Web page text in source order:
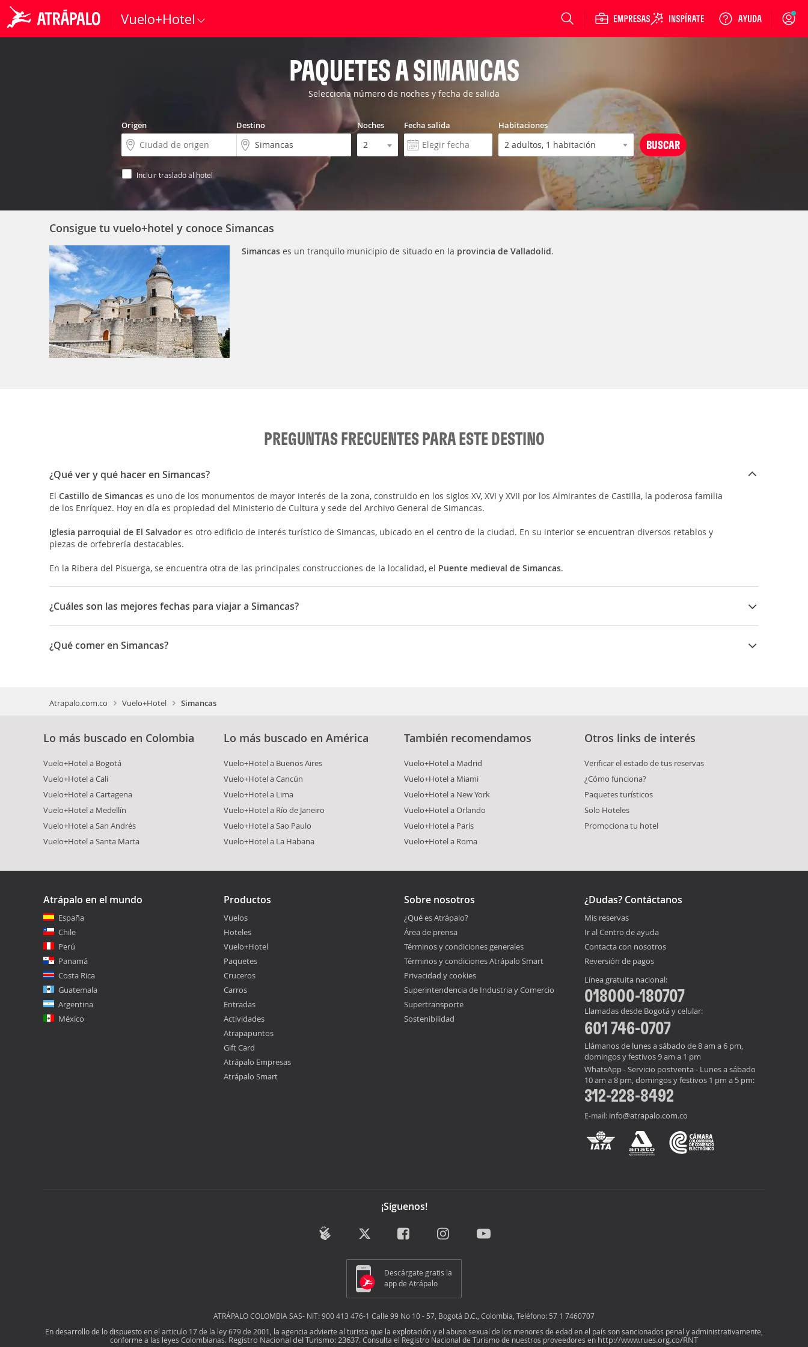
Vuelo+Hotel Login
PAQUETES A SIMANCAS
Selecciona número de noches y fecha de salida
Origen Destino Noches Fecha salida Habitaciones
Incluir traslado al hotel
Consigue tu vuelo+hotel y conoce Simancas
Simancas es un tranquilo municipio de situado en la provincia de Valladolid.
PREGUNTAS FRECUENTES PARA ESTE DESTINO
¿Qué ver y qué hacer en Simancas?
El Castillo de Simancas es uno de los monumentos de mayor interés de la zona, construido en los siglos XV, XVI y XVII por los Almirantes de Castilla, la poderosa familia
de los Enríquez. Hoy en día es propiedad del Ministerio de Cultura y sede del Archivo General de Simancas.
Iglesia parroquial de El Salvador es otro edificio de interés turístico de Simancas, ubicado en el centro de la ciudad. En su interior se encuentran diversos retablos y
piezas de orfebrería destacables.
En la Ribera del Pisuerga, se encuentra otra de las principales construcciones de la localidad, el Puente medieval de Simancas.
¿Cuáles son las mejores fechas para viajar a Simancas?
El 6 de agosto se celebra El Salvador y el 8 de septiembre la Virgen del Arrabal.
¿Qué comer en Simancas?
Atrapalo.com.co Vuelo+Hotel Simancas
Lo más buscado en Colombia
Vuelo+Hotel a Bogotá
Vuelo+Hotel a Cali
Vuelo+Hotel a Cartagena
Vuelo+Hotel a Medellín
Vuelo+Hotel a San Andrés
Vuelo+Hotel a Santa Marta
Lo más buscado en América
Vuelo+Hotel a Buenos Aires
Vuelo+Hotel a Cancún
Vuelo+Hotel a Lima
Vuelo+Hotel a Río de Janeiro
Vuelo+Hotel a Sao Paulo
Vuelo+Hotel a La Habana
También recomendamos
Vuelo+Hotel a Madrid
Vuelo+Hotel a Miami
Vuelo+Hotel a New York
Vuelo+Hotel a Orlando
Vuelo+Hotel a París
Vuelo+Hotel a Roma
Otros links de interés
Verificar el estado de tus reservas
¿Cómo funciona?
Paquetes turísticos
Solo Hoteles
Promociona tu hotel
Atrápalo en el mundo
España
Chile
Perú
Panamá
Costa Rica
Guatemala
Argentina
México
Productos
Vuelos
Hoteles
Vuelo+Hotel
Paquetes
Cruceros
Carros
Entradas
Actividades
Atrapapuntos
Gift Card
Atrápalo Empresas
Atrápalo Smart
Sobre nosotros
¿Qué es Atrápalo?
Área de prensa
Términos y condiciones generales
Términos y condiciones Atrápalo Smart
Privacidad y cookies
Superintendencia de Industria y Comercio
Supertransporte
Sostenibilidad
¿Dudas? Contáctanos
Mis reservas
Ir al Centro de ayuda
Contacta con nosotros
Reversión de pagos
Línea gratuita nacional:
018000-180707
Llamadas desde Bogotá y celular:
601 746-0707
Llámanos de lunes a sábado de 8 am a 6 pm,
domingos y festivos 9 am a 1 pm
WhatsApp - Servicio postventa - Lunes a sábado
10 am a 8 pm, domingos y festivos 1 pm a 5 pm:
312-228-8492
E-mail: info@atrapalo.com.co
¡Síguenos!
Descárgate gratis la
app de Atrápalo
ATRÁPALO COLOMBIA SAS- NIT: 900 413 476-1 Calle 99 No 10 - 57, Bogotá D.C., Colombia, Teléfono: 57 1 7460707
En desarrollo de lo dispuesto en el articulo 17 de la ley 679 de 2001, la agencia advierte al turista que la explotación y el abuso sexual de los menores de edad en el país son sancionados penal y administrativamente,
conforme a las leyes Colombianas. Registro Nacional del Turismo: 23637. Consulta el Registro Nacional de Turismo de nuestros proveedores en http://www.rues.org.co/RNT